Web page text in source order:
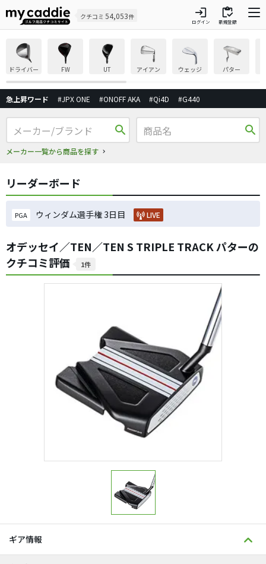
クチコミ 54,053件 login
ログイン
inventory
新規登録
ドライバー FW UT アイアン ウェッジ パター
急上昇ワード #JPX ONE #ONOFF AKA #Qi4D #G440
search
メーカー一覧から商品を探す
search
リーダーボード
PGA ウィンダム選手権 3日目 LIVE
オデッセイ／TEN／TEN S TRIPLE TRACK パターの
クチコミ評価
1件
ギア情報